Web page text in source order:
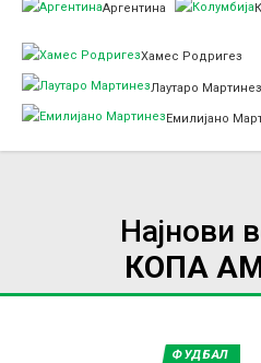
Аргентина
Хамес Родригез
Лаутаро Мартинез
Емилијано
Најнови
КОПА
ФУДБАЛ